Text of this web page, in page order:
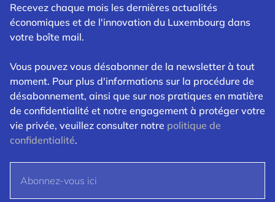
Recevez chaque mois les dernières actualités
économiques et de l'innovation du Luxembourg dans
votre boîte mail.
Vous pouvez vous désabonner de la newsletter à tout
moment. Pour plus d'informations sur la procédure de
désabonnement, ainsi que sur nos pratiques en matière
de confidentialité et notre engagement à protéger votre
vie privée, veuillez consulter notre politique de
confidentialité.